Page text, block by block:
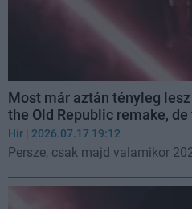
Most már aztán tényleg
the Old Republic remake,
Hír | 2026.07.17 19:12
Persze, csak majd valamikor